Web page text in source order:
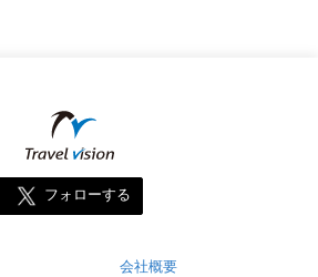
フォローする
会社概要